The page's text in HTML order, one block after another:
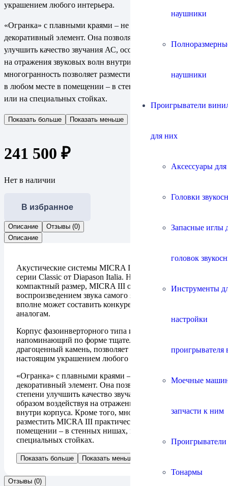
наушники
наушники
Проигрыватели
для них
Аксессуары
Головки
Запасные иглы
головок
Инструменты
настройки
проигрывателя
Моечные
запчасти к ним
Тонармы
украшением любого интерьера.
«Огранка» с плавными краями – не только изысканный
декоративный элемент. Она позволяет в значительной степени
улучшить качество звучания АС, особым образом воздействуя
на отражения звуковых волн внутри корпуса. Кроме того,
многогранность позволяет разместить MICRA III практически
в любом месте в помещении – в стенных нишах, на полках
или на специальных стойках.
Показать больше Показать меньше
241 500 ₽
Нет в наличии
В избранное
Описание
Отзывы (0)
Описание
Акустические системы MICRA III – младшая модель в
серии Classic от Diapason Italia. Несмотря на
компактный размер, MICRA III отлично справляется с
воспроизведением звука самого яркого характера и
вполне может составить конкуренцию более дорогим
аналогам.
Корпус фазоинверторного типа из массива ясеня,
напоминающий по форме тщательно ограненный
драгоценный камень, позволяет MICRA III стать
настоящим украшением любого интерьера.
«Огранка» с плавными краями – не только изысканный
декоративный элемент. Она позволяет в значительной
степени улучшить качество звучания АС, особым
образом воздействуя на отражения звуковых волн
внутри корпуса. Кроме того, многогранность позволяет
разместить MICRA III практически в любом месте в
помещении – в стенных нишах, на полках или на
специальных стойках.
Показать больше Показать меньше
Отзывы (0)